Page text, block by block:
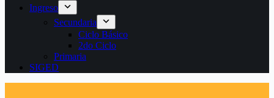
Ingreso
Secundaria
Ciclo Básico
2do Ciclo
Primaria
SIGED